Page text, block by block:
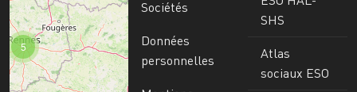
5
Sociétés
Données
personnelles
SHS
Atlas
sociaux ESO